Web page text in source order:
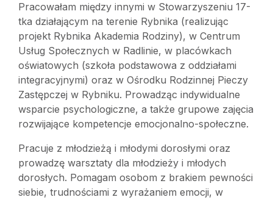
Pracowałam między innymi w Stowarzyszeniu 17-
tka działającym na terenie Rybnika (realizując
projekt Rybnika Akademia Rodziny), w Centrum
Usług Społecznych w Radlinie, w placówkach
oświatowych (szkoła podstawowa z oddziałami
integracyjnymi) oraz w Ośrodku Rodzinnej Pieczy
Zastępczej w Rybniku. Prowadząc indywidualne
wsparcie psychologiczne, a także grupowe zajęcia
rozwijające kompetencje emocjonalno-społeczne.
Pracuje z młodzieżą i młodymi dorosłymi oraz
prowadzę warsztaty dla młodzieży i młodych
dorosłych. Pomagam osobom z brakiem pewności
siebie, trudnościami z wyrażaniem emocji, w